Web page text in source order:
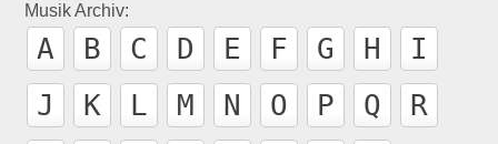
Musik Archiv:
A B C D E F G H
I
J
K L M N O P Q
R